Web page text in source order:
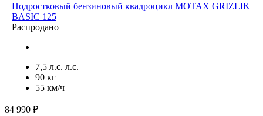
Подростковый бензиновый квадроцикл MOTAX GRIZLIK
BASIC 125
Распродано
7,5 л.с. л.с.
90 кг
55 км/ч
84 990 ₽